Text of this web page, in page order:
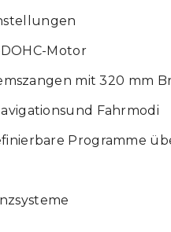
Motor
mit 320 mm
Fahrmodi
Programme